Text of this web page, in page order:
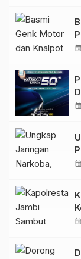
calendar_month
calendar_month
calendar_month
calendar_month